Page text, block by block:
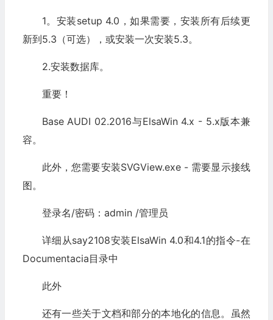
1。安装setup 4.0，如果需要，安装所有后续更
新到5.3（可选），或安装一次安装5.3。
2.安装数据库。
重要！
Base AUDI 02.2016与ElsaWin 4.x - 5.x版本兼
容。
此外，您需要安装SVGView.exe - 需要显示接线
图。
登录名/密码：admin /管理员
详细从say2108安装ElsaWin 4.0和4.1的指令-在
Documentacia目录中
此外
还有一些关于文档和部分的本地化的信息。虽然